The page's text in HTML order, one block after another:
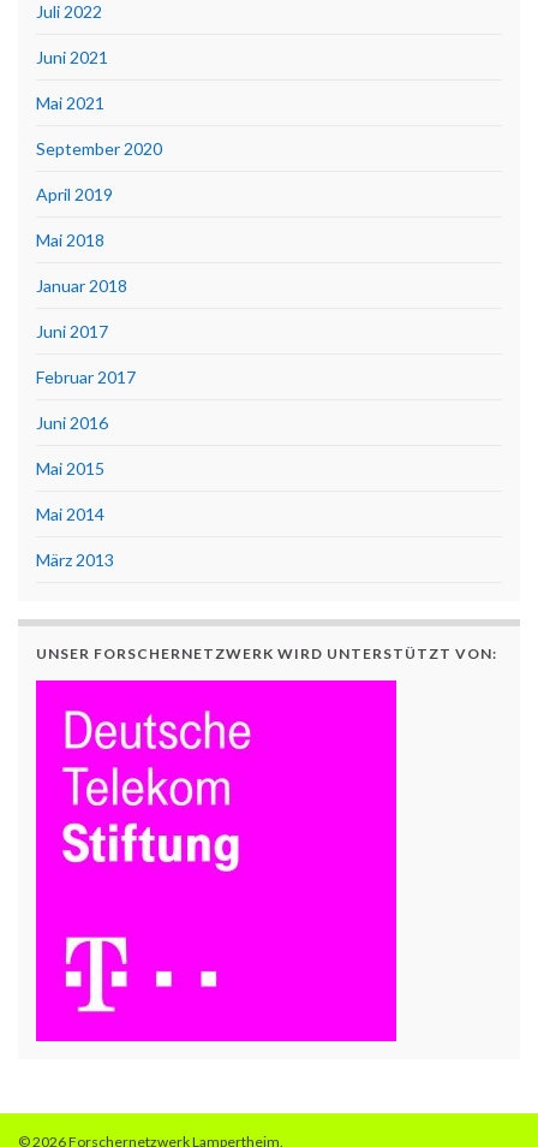
Juli 2022
Juni 2021
Mai 2021
September 2020
April 2019
Mai 2018
Januar 2018
Juni 2017
Februar 2017
Juni 2016
Mai 2015
Mai 2014
März 2013
UNSER FORSCHERNETZWERK WIRD UNTERSTÜTZT VON:
© 2026 Forschernetzwerk Lampertheim.